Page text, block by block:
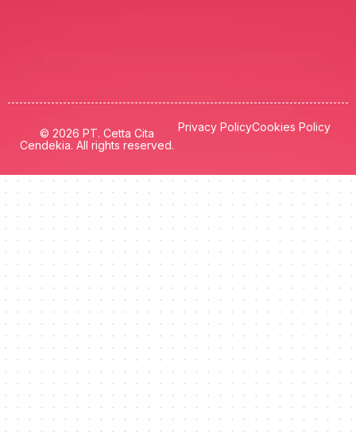
© 2026 PT. Cetta Cita
Cendekia. All rights reserved.
Privacy PolicyCookies Policy